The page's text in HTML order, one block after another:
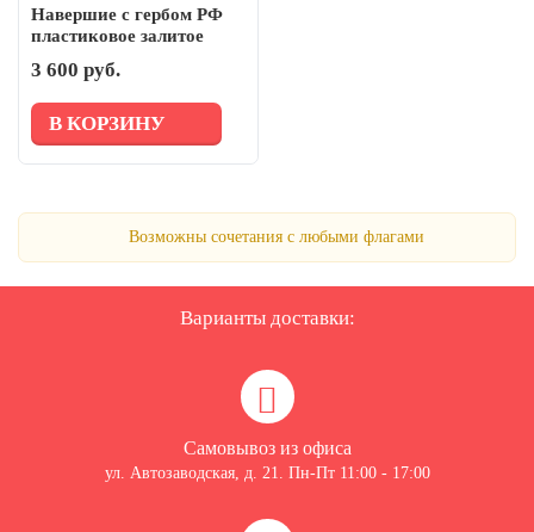
Навершие с гербом РФ
пластиковое залитое
3 600 руб.
В КОРЗИНУ
Возможны сочетания с любыми флагами
Варианты доставки:
Самовывоз из офиса
ул. Автозаводская, д. 21. Пн-Пт 11:00 - 17:00